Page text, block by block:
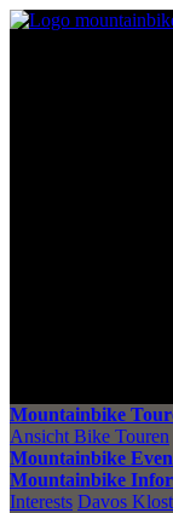
Mountainbike
Ansicht Bike Touren
Mountainbike
Mountainbike
Interests Davos